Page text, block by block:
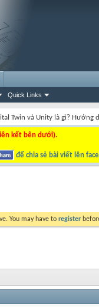
Quick Links
Twin và Unity là gì? Hướng
kết bên dưới).
để chia sẻ bài viết lên
You may have to register